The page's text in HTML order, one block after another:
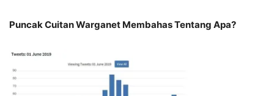
Puncak Cuitan Warganet Membahas Tentang Apa?